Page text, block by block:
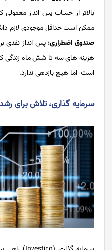
بالاتر از حساب پس انداز
ممکن است حداقل موجودی لازم
صندوق اضطراری: پس انداز نقدی
هزینه های سه تا شش ماه زندگی
است؛ اما هیچ بازدهی ندارد.
سرمایه گذاری، تلاش برای